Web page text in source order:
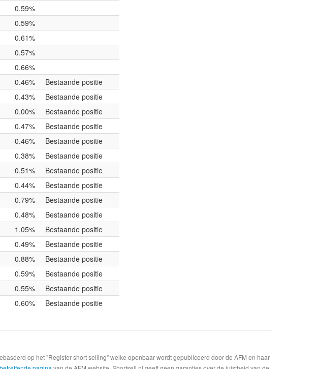
0.59%
0.59%
0.61%
0.57%
0.66%
0.46%
Bestaande positie
0.43%
Bestaande positie
0.00%
Bestaande positie
0.47%
Bestaande positie
0.46%
Bestaande positie
0.38%
Bestaande positie
0.51%
Bestaande positie
0.44%
Bestaande positie
0.79%
Bestaande positie
0.48%
Bestaande positie
1.05%
Bestaande positie
0.49%
Bestaande positie
0.88%
Bestaande positie
0.59%
Bestaande positie
0.55%
Bestaande positie
0.60% Bestaande positie
op het "Register short selling" welke openbaar wordt gepubliceerd door de AFM en haar